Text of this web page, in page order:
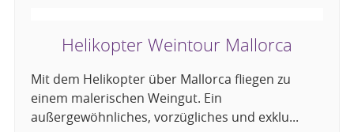
Helikopter Weintour Mallorca
Mit dem Helikopter über Mallorca fliegen zu
einem malerischen Weingut. Ein
außergewöhnliches, vorzügliches und exklu...